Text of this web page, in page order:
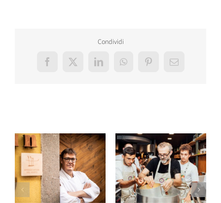
Condividi
Facebook
X LinkedInWhatsAppPinterestEmail